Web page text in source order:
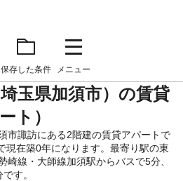
保存した条件 メニュー
玉県加須市）の賃貸
ト）
市諏訪にある2階建の賃貸アパートで
現在築0年になります。最寄り駅の東
崎線・大師線加須駅からバスで5分、
す。